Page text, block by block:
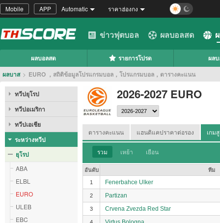
Mobile APP Automatic ราคาฮ่องกง
ข่าวฟุตบอล ผลบอลสด
ผลบอลสด รายการโปรด
ผล
ผลบาส > EURO ，สถิติข้อมูลโปรแกรมบอล，โปรแกรมบอล，ตารางคะแนน
ทวีปยุโรป
ทวีปอเมริกา
ทวีปเอเชีย
ระหว่างทวีป
ยุโรป
ABA
ELBL
EURO
ULEB
EBC
2026-2027 EURO
ตารางคะแนน แฮนดิแคปราคาต่อรอง เกม
รวม เหย้า เยือน
อันดับ ทีม
1 Fenerbahce Ulker
2 Partizan
3 Crvena Zvezda Red Star